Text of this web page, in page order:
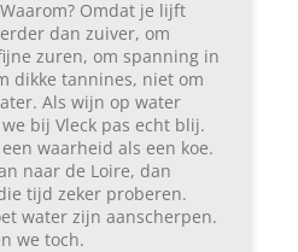
Omdat je lijft
dan zuiver, om
zuren, om spanning in
dikke tannines, niet om
Als wijn op water
bij Vleck pas echt blij.
waarheid als een koe.
naar de Loire, dan
tijd zeker proberen.
water zijn aanscherpen.
we toch.